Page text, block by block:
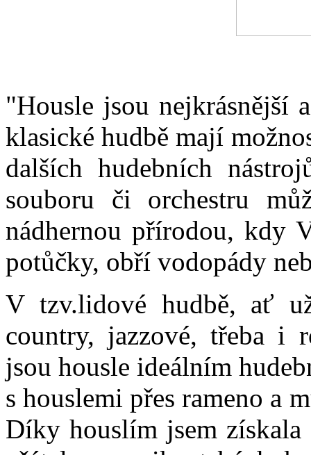
"Housle jsou nejkrásnější
klasické hudbě mají
dalších hudebních
souboru či orchestru
nádhernou přírodou, kdy
potůčky, obří vodopády
V tzv.lidové hudbě, ať
country, jazzové, třeba i
jsou housle ideálním
s houslemi přes rameno a
Díky houslím jsem získala